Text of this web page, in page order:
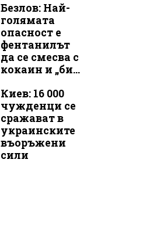
Безлов: Най-
голямата
опасност е
фентанилът
да се смесва с
кокаин и „би...
Киев: 16 000
чужденци се
сражават в
украинските
въоръжени
сили